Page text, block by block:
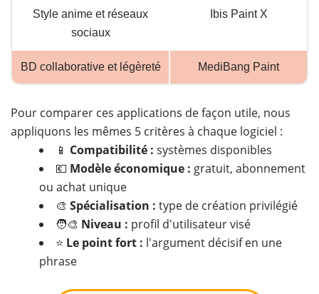
Style anime et réseaux
sociaux
Ibis Paint X
BD collaborative et légèreté MediBang Paint
Pour comparer ces applications de façon utile, nous
appliquons les mêmes 5 critères à chaque logiciel :
📱 Compatibilité : systèmes disponibles
💶 Modèle économique : gratuit, abonnement
ou achat unique
🎨 Spécialisation : type de création privilégié
🧑‍🎨 Niveau : profil d'utilisateur visé
⭐ Le point fort : l'argument décisif en une
phrase